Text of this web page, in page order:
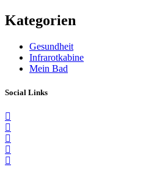
Kategorien
Gesundheit
Infrarotkabine
Mein Bad
Social Links